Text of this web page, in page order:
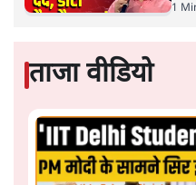
पूरी दुनिया में लूटपाट और
जिससे मुक्त होने में न जाने
(अतीत मोह) पेश करके संघ
रहा है वह तो और भी भयानक
मान्यताओं पर आधारित था